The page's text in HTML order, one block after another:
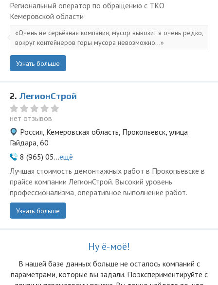
Региональный оператор по обращению с ТКО
Кемеровской области
Очень не серьёзная компания, мусор вывозит я очень редко,
вокруг контейнеров горы мусора невозможно...
Узнать больше
2. ЛегионСтрой
нет отзывов
Россия, Кемеровская область, Прокопьевск, улица
Гайдара, 60
8 (965) 05...ещё
Лучшая стоимость демонтажных работ в Прокопьевске в
прайсе компании ЛегионСтрой. Высокий уровень
профессионализма, оперативное выполнение работ.
Узнать больше
Ну ё-моё!
В нашей базе данных больше не осталоcь компаний с
параметрами, которые вы задали. Поэкспериментируйте с